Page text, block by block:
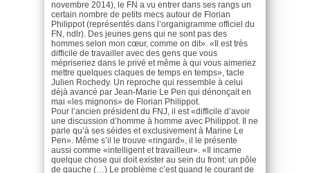
novembre 2014), le FN a vu entrer dans ses rangs un
certain nombre de petits mecs autour de Florian
Philippot (représentés dans l’organigramme officiel du
FN, ndlr). Des jeunes gens qui ne sont pas des
hommes selon mon cœur, comme on dit». «Il est très
difficile de travailler avec des gens que vous
mépriseriez dans le privé et même à qui vous aimeriez
mettre quelques claques de temps en temps», tacle
Julien Rochedy. Un reproche qui ressemble à celui
déjà avancé par Jean-Marie Le Pen qui dénonçait en
mai «les mignons» de Florian Philippot.
Pour l’ancien président du FNJ, il est «difficile d’avoir
une discussion d’homme à homme avec Philippot. Il ne
parle qu’à ses séides et exclusivement à Marine Le
Pen». Même s’il le trouve «ringard», il le présente
aussi comme «intelligent et travailleur». «Il incarne
quelque chose qui doit exister au sein du front: un pôle
de gauche (…) Le problème c’est quand le courant de